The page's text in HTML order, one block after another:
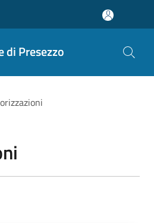
di Presezzo